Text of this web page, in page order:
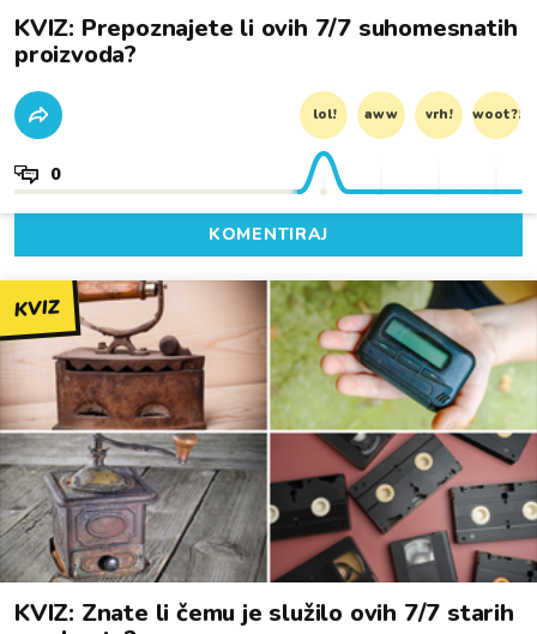
KVIZ: Prepoznajete li ovih 7/7 suhomesnatih
proizvoda?
lol! aww vrh! woot?!
0
KOMENTIRAJ
KVIZ
KVIZ: Znate li čemu je služilo ovih 7/7 starih